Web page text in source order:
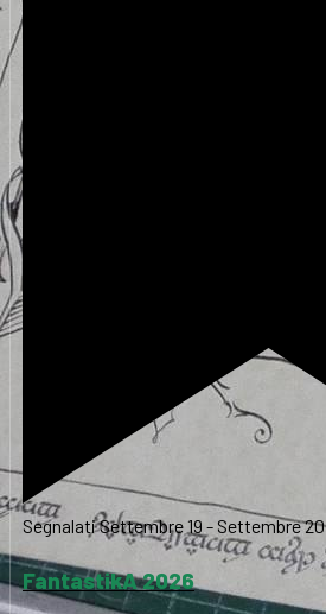
SegnalatiSettembre 19 - Settembre 20
FantastikA 2026